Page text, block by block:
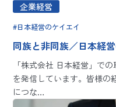
企業経営
日本経営のケイエイ
同族と非同族／日本経
「株式会社 日本経営」で
を発信しています。皆様の
につな…